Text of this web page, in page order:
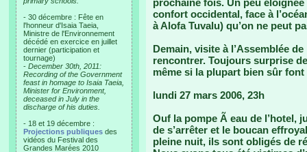
- 30 décembre : Fête en
l'honneur d'Isaia Taeia,
Ministre de l'Environnement
décédé en exercice en juillet
dernier (participation et
tournage)
- December 30th, 2011:
Recording of the Government
feast in homage to Isaia Taeia,
Minister for Environment,
deceased in July in the
discharge of his duties.
- 18 et 19 décembre :
Projections publiques des
vidéos du Festival des
Grandes Marées 2010
prochaine fois. Un peu
confort occidental, face à
à Alofa Tuvalu) qu’on ne peut
Demain, visite à l’Assemblée
rencontrer. Toujours surprise
même si la plupart bien sûr font
lundi 27 mars 2006, 23h
Ouf la pompe Ã eau de l’hotel,
de s’arrêter et le boucan
pleine nuit, ils sont obligés de